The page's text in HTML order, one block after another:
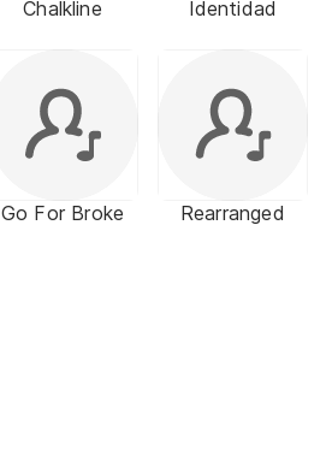
Chalkline Identidad
Go For Broke Rearranged